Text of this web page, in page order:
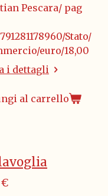
Pescara/ pag
Stato/
euro/18,00
i dettagli
al carrello